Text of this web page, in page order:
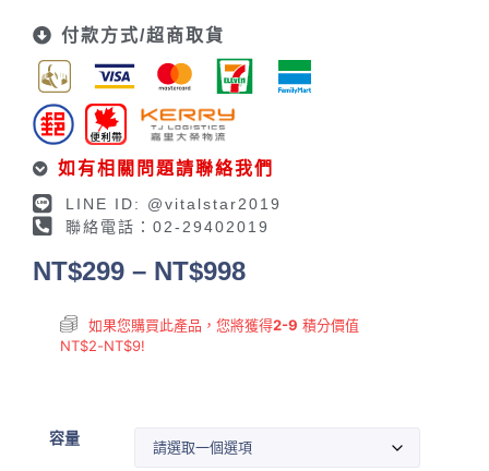
付款方式/超商取貨
如有相關問題請聯絡我們
LINE ID: @vitalstar2019
聯絡電話：02-29402019
NT$299 – NT$998
如果您購買此產品，您將獲得2-9 積分價值
NT$2-NT$9!
容量